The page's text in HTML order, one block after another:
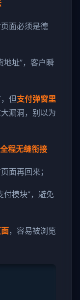
面必须是德
地址”，客户瞬
但支付弹窗里
漏洞，别以为
程无缝衔接
面再回来；
付模块”，避免
，容易被浏览